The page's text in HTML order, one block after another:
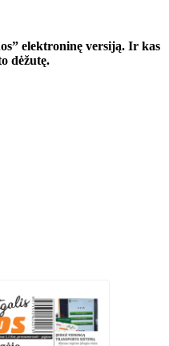
elektroninę versiją. Ir kas
dėžutę.